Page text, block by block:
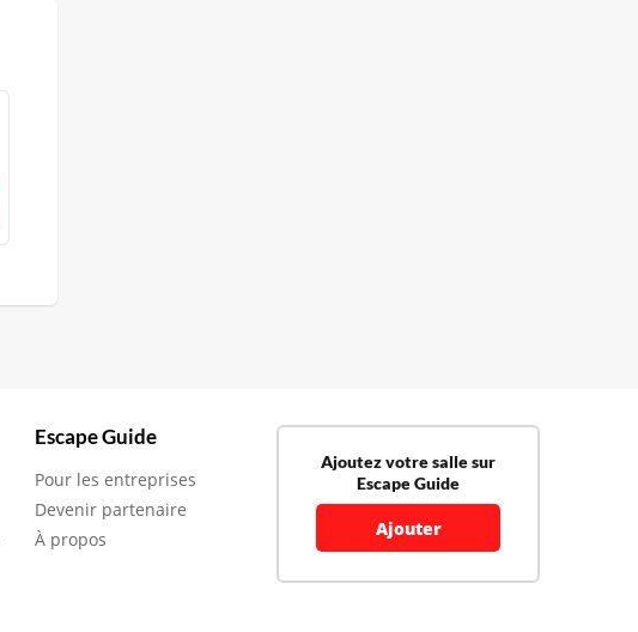
Escape Guide
Pour les entreprises
Devenir partenaire
À propos
Ajoutez votre salle sur
Escape Guide
Ajouter